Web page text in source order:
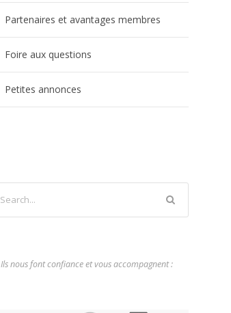
Partenaires et avantages membres
Foire aux questions
Petites annonces
Ils nous font confiance et vous accompagnent :